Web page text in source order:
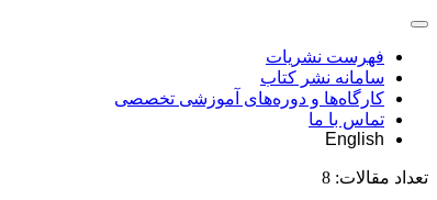
فهرست نشریات
سامانه نشر کتاب
کارگاه‌ها و دوره‌های آموزشی تخصصی
تماس با ما
English
تعداد مقالات: 8